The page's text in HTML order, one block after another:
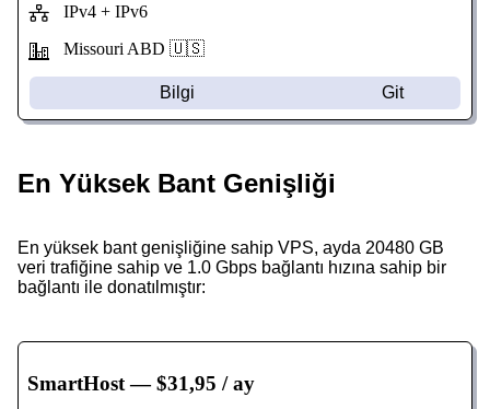
IPv4 + IPv6
Missouri ABD 🇺🇸
Bilgi Git
En Yüksek Bant Genişliği
En yüksek bant genişliğine sahip VPS, ayda 20480 GB
veri trafiğine sahip ve 1.0 Gbps bağlantı hızına sahip bir
bağlantı ile donatılmıştır:
SmartHost— $31,95 / ay